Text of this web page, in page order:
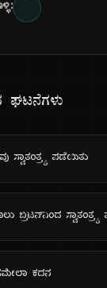
ಘಟನೆಗಳು
ಸ್ವಾತಂತ್ರ್ಯ ಪಡೆಯಿತು
ಬ್ರಿಟನ್‌ನಿಂದ
ಕದನ